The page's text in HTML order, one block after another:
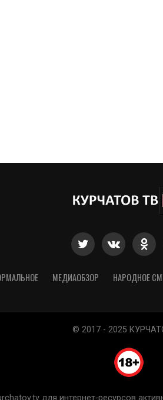
МЕДИАОБЗОР НАРОДНОЕ
© 2017 - 2025
для интернет-ресурсов